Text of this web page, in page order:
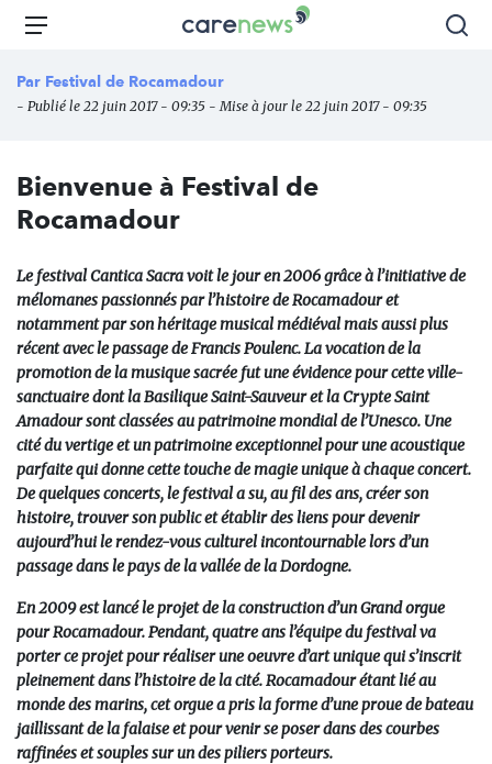
Aller
principal
Carenews,
média
des
l'engagement
Menu
Par Festival de Rocamadour
- Publié le 22 juin 2017 - 09:35 - Mise à jour le 22 juin 2017 - 09:35
Bienvenue à Festival de
Rocamadour
Le festival Cantica Sacra voit le jour en 2006 grâce à l’initiative de
mélomanes passionnés par l’histoire de Rocamadour et
notamment par son héritage musical médiéval mais aussi plus
récent avec le passage de Francis Poulenc. La vocation de la
promotion de la musique sacrée fut une évidence pour cette ville-
sanctuaire dont la Basilique Saint-Sauveur et la Crypte Saint
Amadour sont classées au patrimoine mondial de l’Unesco. Une
cité du vertige et un patrimoine exceptionnel pour une acoustique
parfaite qui donne cette touche de magie unique à chaque concert.
De quelques concerts, le festival a su, au fil des ans, créer son
histoire, trouver son public et établir des liens pour devenir
aujourd’hui le rendez-vous culturel incontournable lors d’un
passage dans le pays de la vallée de la Dordogne.
En 2009 est lancé le projet de la construction d’un Grand orgue
pour Rocamadour. Pendant, quatre ans l’équipe du festival va
porter ce projet pour réaliser une oeuvre d’art unique qui s’inscrit
pleinement dans l’histoire de la cité. Rocamadour étant lié au
monde des marins, cet orgue a pris la forme d’une proue de bateau
jaillissant de la falaise et pour venir se poser dans des courbes
raffinées et souples sur un des piliers porteurs.